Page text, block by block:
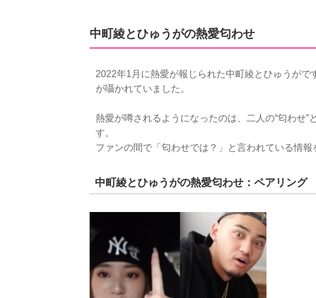
中町綾とひゅうがの熱愛匂わせ
2022年1月に熱愛が報じられた中町綾とひゅうが
が囁かれていました。
熱愛が噂されるようになったのは、二人の“匂わせ
す。
ファンの間で「匂わせでは？」と言われている情報
中町綾とひゅうがの熱愛匂わせ：ペアリング